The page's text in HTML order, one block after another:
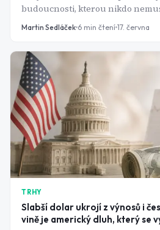
budoucnosti, kterou nikdo
Příchod Quantinuumu na
Martin Sedláček 6 min čtení 17. června
TRHY
Slabší dolar ukrojí z výnosů i
vině je americký dluh, který se